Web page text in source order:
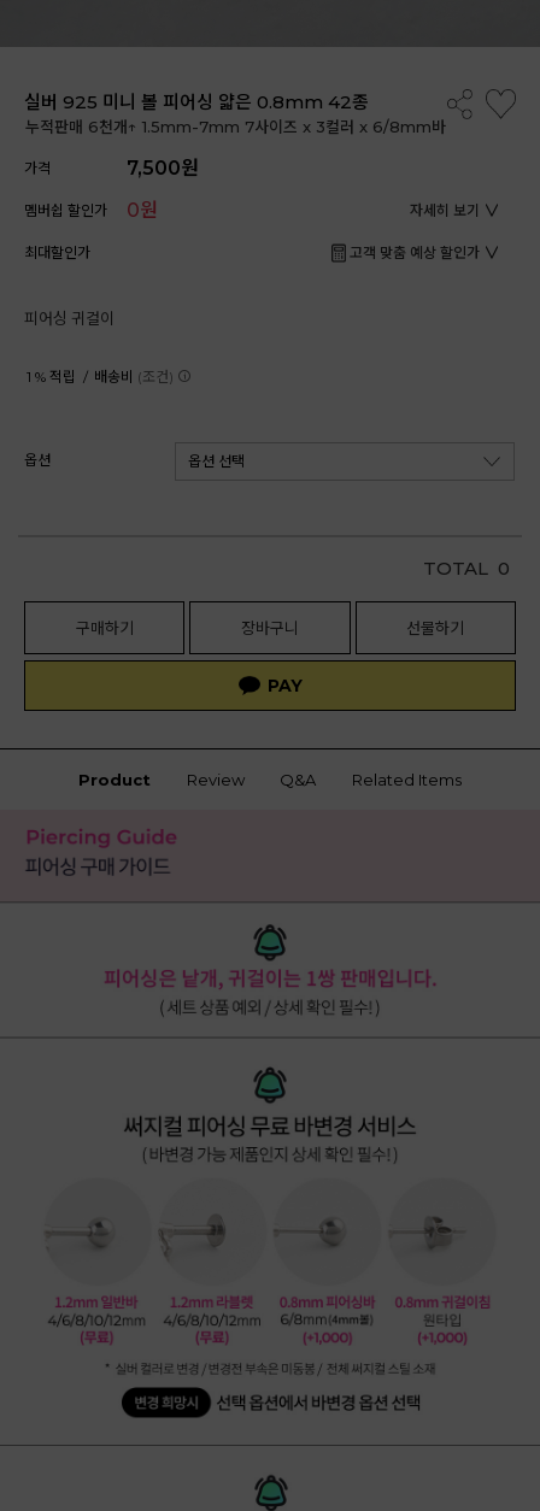
실버 925 미니 볼 피어싱 얇은 0.8mm 42종
누적판매 6천개↑ 1.5mm-7mm 7사이즈 x 3컬러 x 6/8mm바
가격 7,500원
멤버쉽 할인가 0원 자세히 보기
최대할인가 고객 맞춤 예상 할인가
피어싱 귀걸이
1 % 적립 / 배송비 (조건)
옵션
TOTAL 0
구매하기 장바구니 선물하기
Product Review Q&A Related Items